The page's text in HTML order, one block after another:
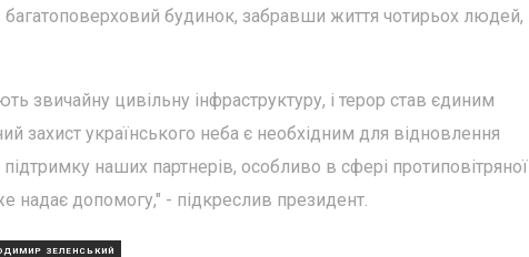
будинок, забравши життя чотирьох людей,
звичайну цивільну інфраструктуру, і терор став єдиним
захист українського неба є необхідним для відновлення
наших партнерів, особливо в сфері протиповітряної
надає допомогу," - підкреслив президент.
ЗЕЛЕНСЬКИЙ